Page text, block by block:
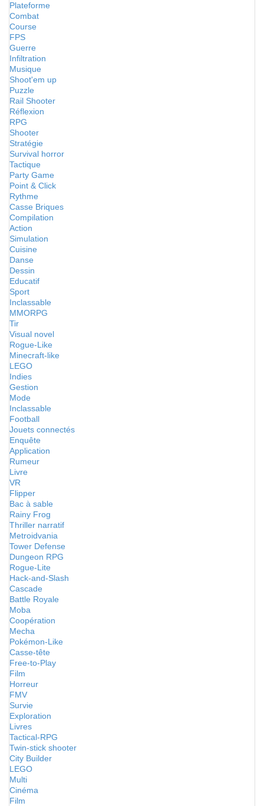
Plateforme
Combat
Course
FPS
Guerre
Infiltration
Musique
Shoot'em up
Puzzle
Rail Shooter
Réflexion
RPG
Shooter
Stratégie
Survival horror
Tactique
Party Game
Point & Click
Rythme
Casse Briques
Compilation
Action
Simulation
Cuisine
Danse
Dessin
Educatif
Sport
Inclassable
MMORPG
Tir
Visual novel
Rogue-Like
Minecraft-like
LEGO
Indies
Gestion
Mode
Inclassable
Football
Jouets connectés
Enquête
Application
Rumeur
Livre
VR
Flipper
Bac à sable
Rainy Frog
Thriller narratif
Metroidvania
Tower Defense
Dungeon RPG
Rogue-Lite
Hack-and-Slash
Cascade
Battle Royale
Moba
Coopération
Mecha
Pokémon-Like
Casse-tête
Free-to-Play
Film
Horreur
FMV
Survie
Exploration
Livres
Tactical-RPG
Twin-stick shooter
City Builder
LEGO
Multi
Cinéma
Film